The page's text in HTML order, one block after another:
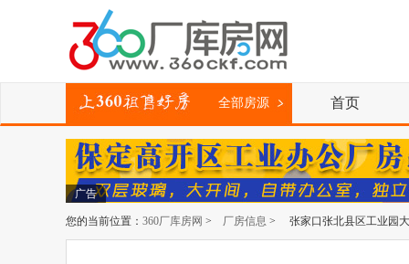
全部房源 首页
广告
您的当前位置： 360厂库房网 > 厂房信息 > 张家口张北县区工业园